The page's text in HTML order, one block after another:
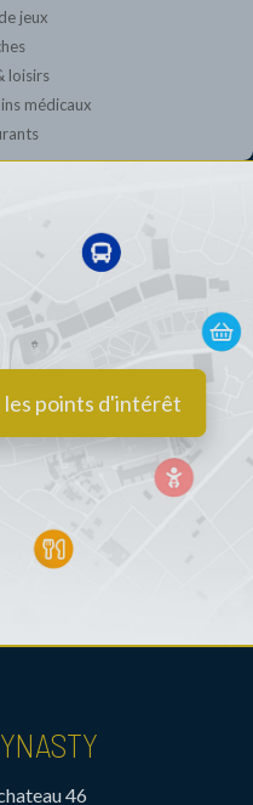
jeux
loisirs
médicaux
points d'intérêt
46